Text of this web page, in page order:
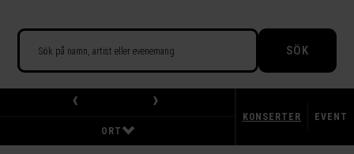
SÖK
‹ ›
ORT
KONSERTER EVENT